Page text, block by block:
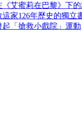
《艾蜜莉在巴黎》下
家126年歷史的獨立
「搶救小戲院」運動